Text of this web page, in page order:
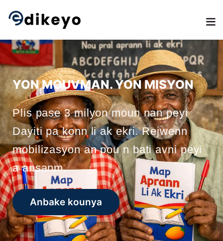
YON MOUVMAN. YON MISYON
Plis pase 3 milyon moun nan peyi
Dayiti pa konn li ak ekri. Rejwenn
mobilizasyon an pou n bati avni peyi
a ansanm.
Anbake kounya